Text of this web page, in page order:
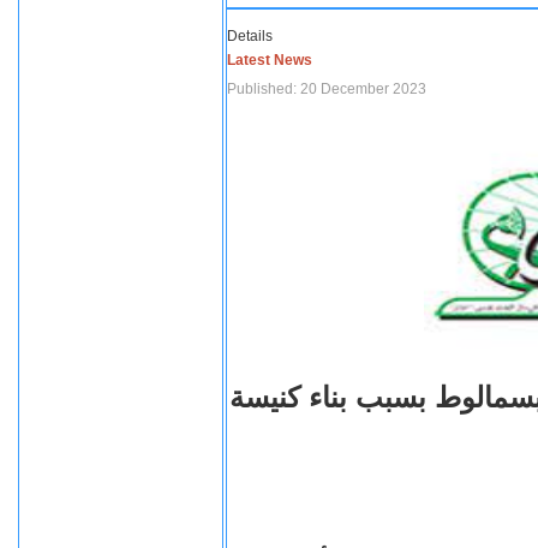
Details
Latest News
Published: 20 December 2023
بسبب بناء كنيسة